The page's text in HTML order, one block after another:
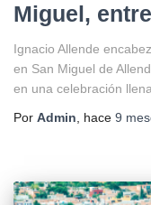
Miguel,
Ignacio Allende
en San Miguel de
en una celebración
Por Admin, hace 9